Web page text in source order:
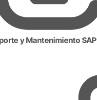
y Mantenimiento SAP